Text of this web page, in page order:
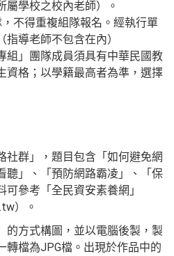
屬學校之校內老師）。
不得重複組隊報名。經執行單
導老師不包含在內）
組」團隊成員須具有中華民國教
資格；以學籍最高者為準，選擇
社群」，題目包含「如何避免網
聽」、「預防網路霸凌」、「保
參考「全民資安素養網」
）。
的方式構圖，並以電腦後製，製
轉檔為JPG檔。出現於作品中的